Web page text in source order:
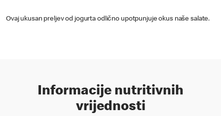
Ovaj ukusan preljev od jogurta odlično upotpunjuje okus naše salate.
Informacije nutritivnih
vrijednosti